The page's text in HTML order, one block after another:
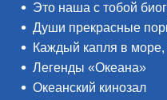
Это наша с тобой
Души прекрасные
Каждый капля в
Легенды «Океана»
Океанский кинозал